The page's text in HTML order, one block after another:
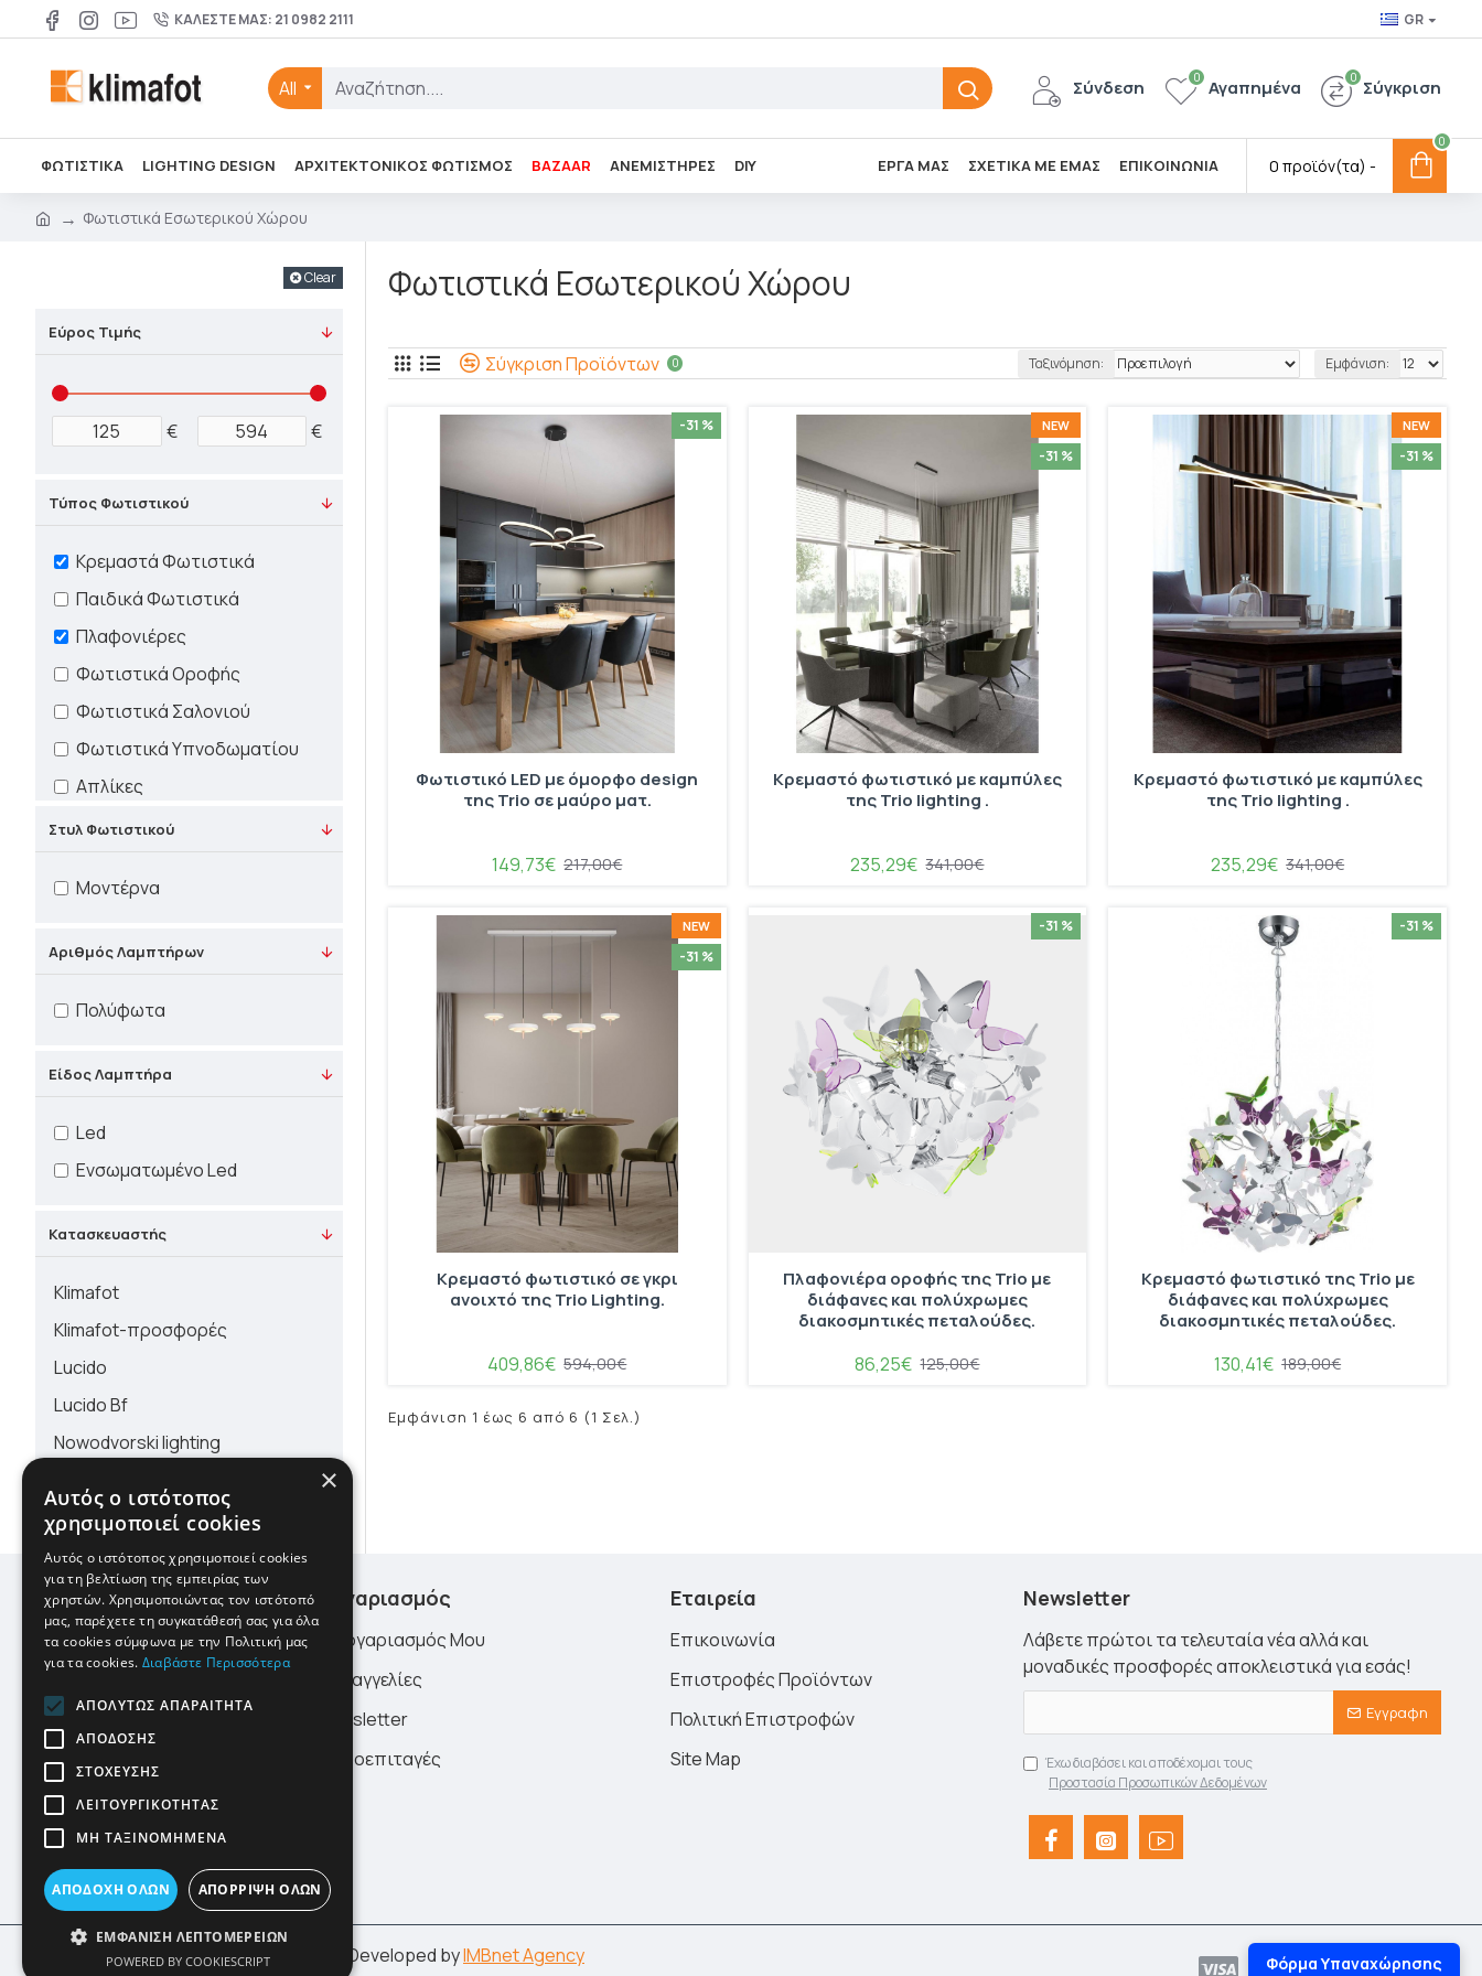
ΚΑΛΈΣΤΕ ΜΑΣ: 21 0982 2111 GR
All Σύνδεση Αγαπημένα
0 Σύγκριση
0
ΦΩΤΙΣΤΙΚΑ LIGHTING DESIGN ΑΡΧΙΤΕΚΤΟΝΙΚΌΣ ΦΩΤΙΣΜΌΣ BAZAAR ΑΝΕΜΙΣΤΉΡΕΣ DIY ΈΡΓΑ ΜΑΣ ΣΧΕΤΙΚΑ ΜΕ ΕΜΑΣ ΕΠΙΚΟΙΝΩΝΙΑ 0 προϊόν(τα) -
0
Φωτιστικά Εσωτερικού Χώρου
Clear
Εύρος Τιμής
€ €
Κατασκευαστής
Klimafot
Klimafot-προσφορές
Lucido
Lucido Bf
Nowodvorski lighting
Viokef
Wofi
Zafferano
Perenz
Zambelis
Trio lighting
Ondaluce
Είδος Λαμπτήρα
Led
Ενσωματωμένο Led
Τύπος Φωτιστικού
Κρεμαστά Φωτιστικά
Παιδικά Φωτιστικά
Πλαφονιέρες
Φωτιστικά Οροφής
Φωτιστικά Σαλονιού
Φωτιστικά Υπνοδωματίου
Απλίκες
Επιτραπέζια Φωτιστικά
Λάμπες Γραφείου
Στυλ Φωτιστικού
Μοντέρνα
Αριθμός Λαμπτήρων
Πολύφωτα
Φωτιστικά Εσωτερικού Χώρου
Σύγκριση Προϊόντων 0 Ταξινόμηση: Εμφάνιση:
-31 %
Φωτιστικό LED με όμορφο design
της Trio σε μαύρο ματ.
149,73€ 217,00€
NEW
-31 %
Κρεμαστό φωτιστικό με καμπύλες
της Trio lighting .
235,29€ 341,00€
NEW
-31 %
Κρεμαστό φωτιστικό με καμπύλες
της Trio lighting .
235,29€ 341,00€
NEW
-31 %
Κρεμαστό φωτιστικό σε γκρι
ανοιχτό της Trio Lighting.
409,86€ 594,00€
-31 %
Πλαφονιέρα οροφής της Trio με
διάφανες και πολύχρωμες
διακοσμητικές πεταλούδες.
86,25€ 125,00€
-31 %
Κρεμαστό φωτιστικό της Trio με
διάφανες και πολύχρωμες
διακοσμητικές πεταλούδες.
130,41€ 189,00€
Εμφάνιση 1 έως 6 από 6 (1 Σελ.)
Χρήσιμα Links
Σχετικά Με Εμάς
Τρόποι Αποστολής
Προστασία Προσωπικών
Δεδομένων
Νέα
Όροι Χρήσης
Λογαριασμός
Ο Λογαριασμός Μου
Παραγγελίες
Newsletter
Δωροεπιταγές
Εταιρεία
Επικοινωνία
Επιστροφές Προϊόντων
Πολιτική Επιστροφών
Site Map
Newsletter
Λάβετε πρώτοι τα τελευταία νέα αλλά και
μοναδικές προσφορές αποκλειστικά για εσάς!
Εγγραφη
Έχω διαβάσει και αποδέχομαι τους
Προστασία Προσωπικών Δεδομένων
Copyright © klimafot.com. Designed & Developed byIMBnet Agency Φόρμα Υπαναχώρησης
×
Αυτός ο ιστότοπος
χρησιμοποιεί cookies
Αυτός ο ιστότοπος χρησιμοποιεί cookies
για τη βελτίωση της εμπειρίας των
χρηστών. Χρησιμοποιώντας τον ιστότοπό
μας, παρέχετε τη συγκατάθεσή σας για όλα
τα cookies σύμφωνα με την Πολιτική μας
για τα cookies. Διαβάστε Περισσότερα
ΑΠΟΛΎΤΩΣ ΑΠΑΡΑΊΤΗΤΑ
ΑΠΌΔΟΣΗΣ
ΣΤΌΧΕΥΣΗΣ
ΛΕΙΤΟΥΡΓΙΚΌΤΗΤΑΣ
ΜΗ ΤΑΞΙΝΟΜΗΜΈΝΑ
ΑΠΟΔΟΧΉ ΌΛΩΝ ΑΠΌΡΡΙΨΗ ΌΛΩΝ
ΕΜΦΆΝΙΣΗ ΛΕΠΤΟΜΕΡΕΙΏΝ
POWERED BY COOKIESCRIPT